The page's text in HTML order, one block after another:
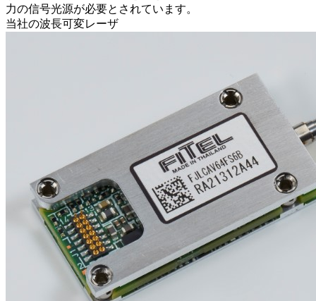
力の信号光源が必要とされています。
当社の波長可変レーザ